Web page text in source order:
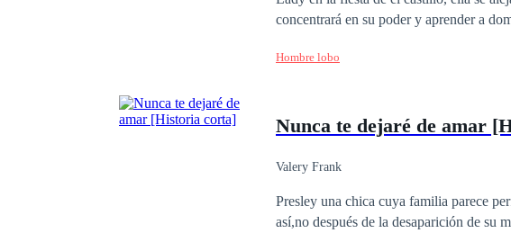
concentrará en su poder y aprender a
Hombre lobo
Nunca te dejaré de amar
Valery Frank
Presley una chica cuya familia parece
así,no después de la desaparición de su